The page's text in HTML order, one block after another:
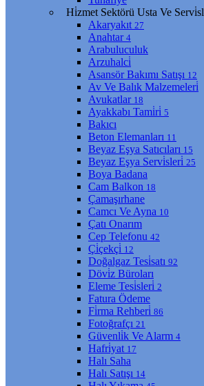
Hi̇zmet Sektörü Usta Ve
Akaryakıt 27
Anahtar 4
Arabuluculuk
Arzuhalci̇
Asansör Bakımı Satışı 12
Av Ve Balık Malzemeleri̇
Avukatlar 18
Ayakkabı Tami̇ri̇ 5
Bakıcı
Beton Elemanları 11
Beyaz Eşya Satıcıları 15
Beyaz Eşya Servi̇sleri̇ 25
Boya Badana
Cam Balkon 18
Çamaşırhane
Camcı Ve Ayna 10
Çatı Onarım
Cep Telefonu 42
Çi̇çekçi̇ 12
Doğalgaz Tesi̇satı 92
Dövi̇z Büroları
Eleme Tesi̇sleri̇ 2
Fatura Ödeme
Fi̇rma Rehberi̇ 86
Fotoğrafçı 21
Güvenli̇k Ve Alarm 4
Hafri̇yat 17
Halı Saha
Halı Satışı 14